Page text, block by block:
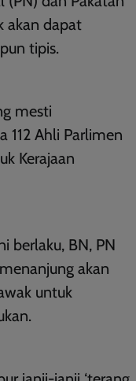
akan dapat
tipis.
mesti
112 Ahli Parlimen
Kerajaan
berlaku, BN, PN
akan
untuk